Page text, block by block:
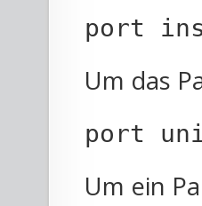
port
Um das
port
Um ein